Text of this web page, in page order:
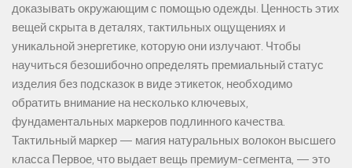
доказывать окружающим с помощью одежды. Ценность этих
вещей скрыта в деталях, тактильных ощущениях и
уникальной энергетике, которую они излучают. Чтобы
научиться безошибочно определять премиальный статус
изделия без подсказок в виде этикеток, необходимо
обратить внимание на несколько ключевых,
фундаментальных маркеров подлинного качества.
Тактильный маркер — магия натуральных волокон высшего
класса Первое, что выдает вещь премиум-сегмента, — это